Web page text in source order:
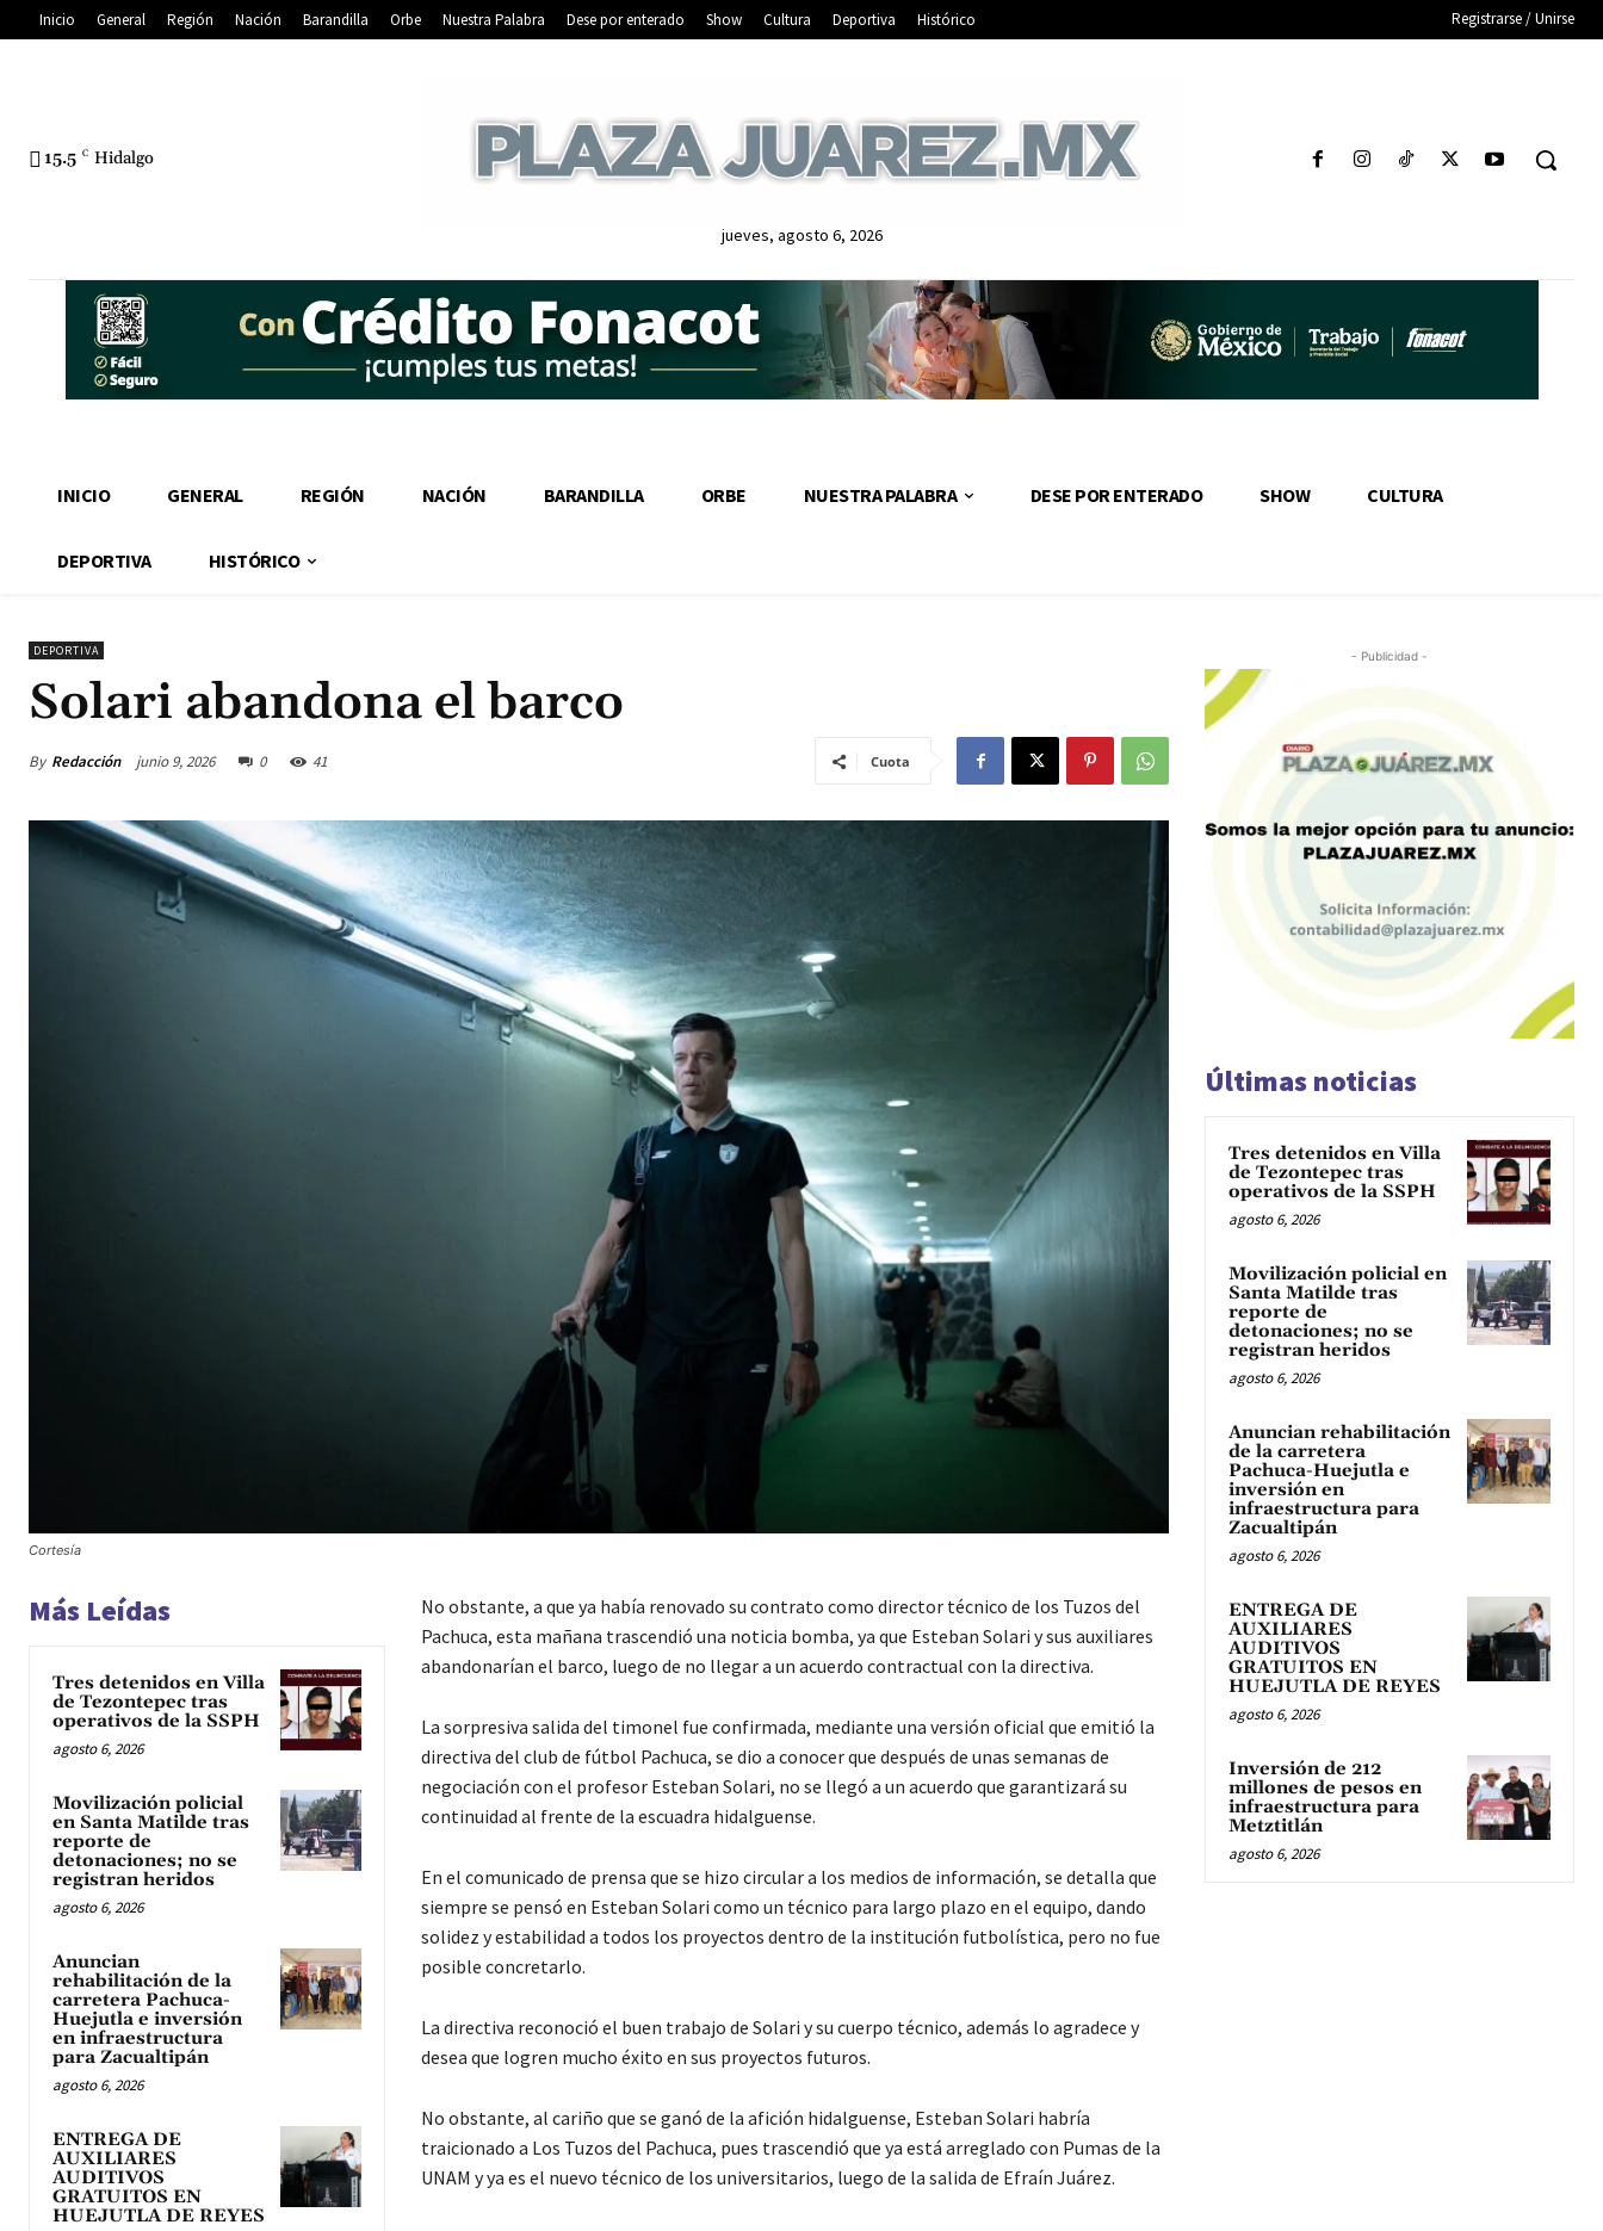
Inicio General Región Nación Barandilla Orbe Nuestra Palabra Dese por enterado Show Cultura Deportiva Histórico Registrarse / Unirse
15.5 C Hidalgo
jueves, agosto 6, 2026
INICIO GENERAL REGIÓN NACIÓN BARANDILLA ORBE NUESTRA PALABRA DESE POR ENTERADO SHOW CULTURA
DEPORTIVA HISTÓRICO
DEPORTIVA
Solari abandona el barco
By Redacción junio 9, 2026 0 41 Cuota
Cortesía
Más Leídas
Tres detenidos en Villa
de Tezontepec tras
operativos de la SSPH
agosto 6, 2026
Movilización policial
en Santa Matilde tras
reporte de
detonaciones; no se
registran heridos
agosto 6, 2026
Anuncian
rehabilitación de la
carretera Pachuca-
Huejutla e inversión
en infraestructura
para Zacualtipán
agosto 6, 2026
ENTREGA DE
AUXILIARES
AUDITIVOS
GRATUITOS EN
HUEJUTLA DE REYES
No obstante, a que ya había renovado su contrato como director técnico de los Tuzos del
Pachuca, esta mañana trascendió una noticia bomba, ya que Esteban Solari y sus auxiliares
abandonarían el barco, luego de no llegar a un acuerdo contractual con la directiva.
La sorpresiva salida del timonel fue confirmada, mediante una versión oficial que emitió la
directiva del club de fútbol Pachuca, se dio a conocer que después de unas semanas de
negociación con el profesor Esteban Solari, no se llegó a un acuerdo que garantizará su
continuidad al frente de la escuadra hidalguense.
En el comunicado de prensa que se hizo circular a los medios de información, se detalla que
siempre se pensó en Esteban Solari como un técnico para largo plazo en el equipo, dando
solidez y estabilidad a todos los proyectos dentro de la institución futbolística, pero no fue
posible concretarlo.
La directiva reconoció el buen trabajo de Solari y su cuerpo técnico, además lo agradece y
desea que logren mucho éxito en sus proyectos futuros.
No obstante, al cariño que se ganó de la afición hidalguense, Esteban Solari habría
traicionado a Los Tuzos del Pachuca, pues trascendió que ya está arreglado con Pumas de la
UNAM y ya es el nuevo técnico de los universitarios, luego de la salida de Efraín Juárez.
- Publicidad -
Últimas noticias
Tres detenidos en Villa
de Tezontepec tras
operativos de la SSPH
agosto 6, 2026
Movilización policial en
Santa Matilde tras
reporte de
detonaciones; no se
registran heridos
agosto 6, 2026
Anuncian rehabilitación
de la carretera
Pachuca-Huejutla e
inversión en
infraestructura para
Zacualtipán
agosto 6, 2026
ENTREGA DE
AUXILIARES
AUDITIVOS
GRATUITOS EN
HUEJUTLA DE REYES
agosto 6, 2026
Inversión de 212
millones de pesos en
infraestructura para
Metztitlán
agosto 6, 2026